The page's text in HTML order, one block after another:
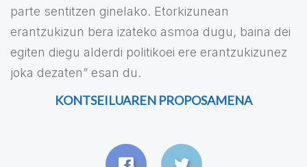
parte sentitzen ginelako. Etorkizunean
erantzukizun bera izateko asmoa dugu, baina dei
egiten diegu alderdi politikoei ere erantzukizunez
joka dezaten” esan du.
KONTSEILUAREN PROPOSAMENA